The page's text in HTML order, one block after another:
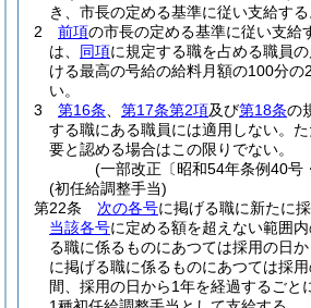
き、市長の定める基準に従い支給する
2
前項の市長の定める基準に従い支給
は、 同項に規定する職を占める職員
ける最高の号給の給料月額の100分の
い。
3
第16条 第17条第2項及び第18条の
する職にある職員には適用しない。
要と認める場合はこの限りでない。
(一部改正〔昭和54年条例40号
(初任給調整手当)
第22条
次の各号に掲げる職に新たに
当該各号に定める額を超えない範囲内
る職に係るものにあつては採用の日か
に掲げる職に係るものにあつては採
間、採用の日から1年を経過するごと